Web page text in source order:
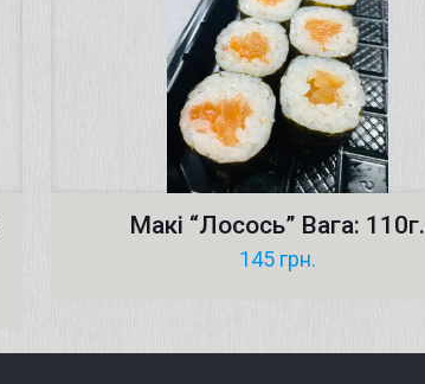
Макі “Лосось” Вага: 110г.
145 грн.